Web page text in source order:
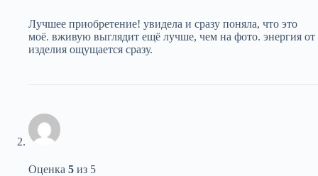
Лучшее приобретение! увидела и сразу поняла, что это
моё. вживую выглядит ещё лучше, чем на фото. энергия от
изделия ощущается сразу.
Оценка 5 из 5